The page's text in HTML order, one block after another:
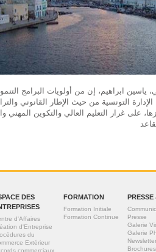
ياسين ابراهيم، إن من أولويات البرامج
التونسية من حيث الإطار القانوني
على غرار التعليم العالي والتكوين المهني
DES
d'Affaires
d'Entreprise
du
Extérieur
commerciaux
FORMATION
Formation Initiale
Formation Continue
PRESSE
Presse
Galerie
Galerie
Brochures